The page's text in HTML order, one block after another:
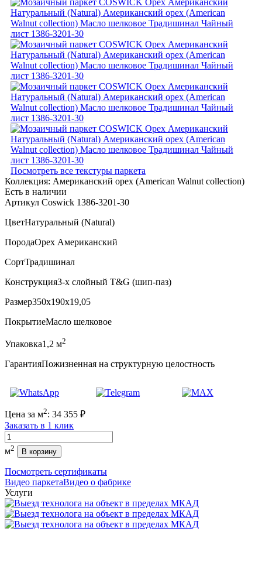
Посмотреть все текстуры паркета
Коллекция: Американский орех (American Walnut collection)
Есть в наличии
Артикул Coswick 1386-3201-30
ЦветНатуральный (Natural)
ПородаОрех Американский
СортТрадишинал
Конструкция3-х слойный T&G (шип-паз)
Размер350x190x19,05
ПокрытиеМасло шелковое
Упаковка1,2 м2
ГарантияПожизненная на структурную целостность
Цена за м2: 34 355 ₽
Заказать в 1 клик
Количество
м2 В корзину
Посмотреть сертификаты
Видео паркетаВидео о фабрике
Услуги